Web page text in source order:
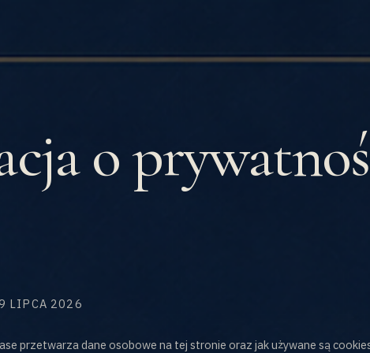
o
LIPCA 2026
przetwarza dane osobowe na tej stronie oraz jak używane są